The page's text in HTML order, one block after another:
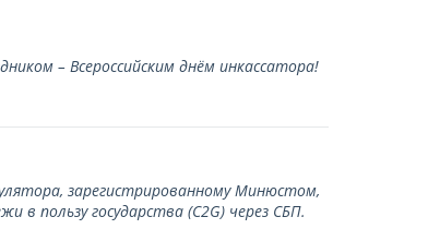
– Всероссийским днём инкассатора!
зарегистрированному Минюстом,
пользу государства (С2G) через СБП.